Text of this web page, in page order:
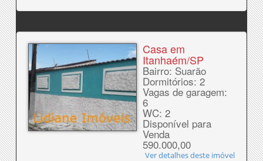
Casa em
Itanhaém/SP
Bairro: Suarão
Dormitórios: 2
Vagas de garagem:
6
WC: 2
Disponível para
Venda
590.000,00
Ver detalhes deste imóvel